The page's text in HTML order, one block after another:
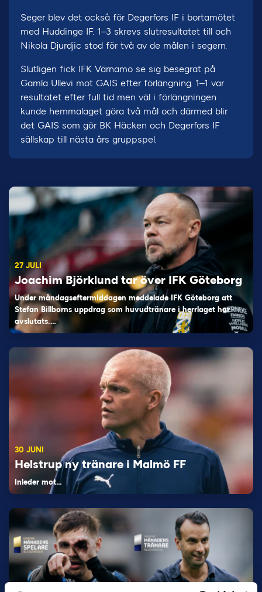
Seger blev det också för Degerfors IF i bortamötet
med Huddinge IF. 1–3 skrevs slutresultatet till och
Nikola Djurdjic stod för två av de målen i segern.
Slutligen fick IFK Värnamo se sig besegrat på
Gamla Ullevi mot GAIS efter förlängning. 1–1 var
resultatet efter full tid men väl i förlängningen
kunde hemmalaget göra två mål och därmed blir
det GAIS som gör BK Häcken och Degerfors IF
sällskap till nästa års gruppspel.
27 JULI
Joachim Björklund tar över IFK Göteborg
Under måndagseftermiddagen meddelade IFK Göteborg att
Stefan Billborns uppdrag som huvudtränare i herrlaget har
avslutats.…
30 JUNI
Helstrup ny tränare i Malmö FF
Inleder mot…